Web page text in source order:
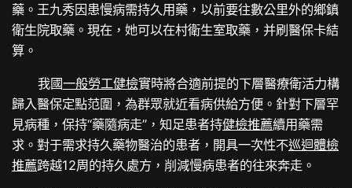
藥。王九秀因患慢病需持久用藥，以前要往數公里外的鄉鎮
衛生院取藥。現在，她可以在村衛生室取藥，并刷醫保卡結
算。
我國一般勞工健檢實時將合適前提的下層醫療衛活力構
歸入醫保定點范圍，為群眾就近看病供給方便。針對下層罕
見病種，保持“藥隨病走”，知足患者持健檢推薦續用藥需
求。對于需求持久藥物醫治的患者，開具一次性不巡迴體檢
推薦跨越12周的持久處方，削減慢病患者的往來奔走。